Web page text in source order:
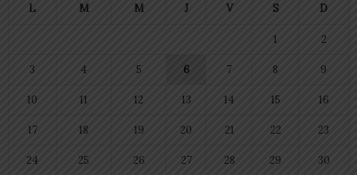
L M M J V S D
1 2
3 4 5 6 7 8 9
10 11 12 13 14 15 16
17 18 19 20 21 22 23
24 25 26 27 28 29 30